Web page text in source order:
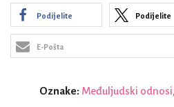
Podijelite Podijelite
E-Pošta
Oznake: Međuljudski odnosi,